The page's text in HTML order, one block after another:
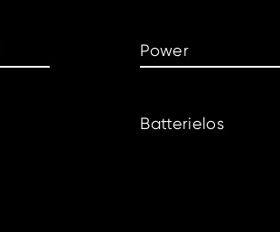
Power
Batterielos